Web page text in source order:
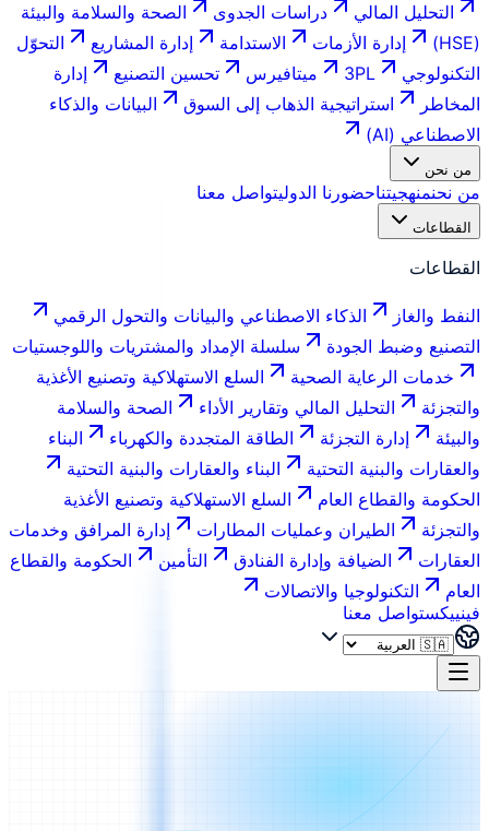
التحليل المالي
دراسات الجدوى
الصحة والسلامة والبيئة
(HSE)
إدارة الأزمات الاستدامة إدارة المشاريع
التحوّل
التكنولوجي
3PL ميتافيرس تحسين التصنيع
إدارة
المخاطر
استراتيجية الذهاب إلى السوق
البيانات والذكاء
الاصطناعي (AI)
من نحن
من نحنمنهجيتناحضورنا الدوليتواصل معنا
القطاعات
القطاعات
النفط والغاز
الذكاء الاصطناعي والبيانات والتحول الرقمي
التصنيع وضبط الجودة
سلسلة الإمداد والمشتريات واللوجستيات
خدمات الرعاية الصحية
السلع الاستهلاكية وتصنيع الأغذية
والتجزئة
التحليل المالي وتقارير الأداء
الصحة والسلامة
والبيئة
إدارة التجزئة الطاقة المتجددة والكهرباء
البناء
والعقارات والبنية التحتية
البناء والعقارات والبنية التحتية
الحكومة والقطاع العام
السلع الاستهلاكية وتصنيع الأغذية
والتجزئة
الطيران وعمليات المطارات
إدارة المرافق وخدمات
العقارات
الضيافة وإدارة الفنادق التأمين
الحكومة والقطاع
العام
التكنولوجيا والاتصالات
فينييكستواصل معنا